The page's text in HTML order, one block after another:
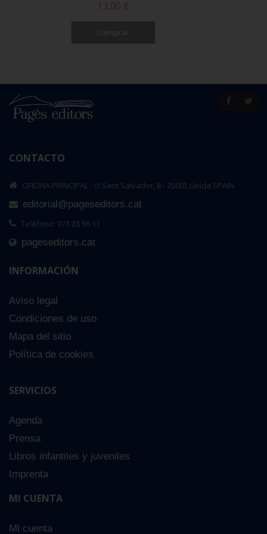
13,00 €
CONTACTO
OFICINA PRINCIPAL : c/ Sant Salvador, 8 - 25005 Lleida SPAIN
editorial@pageseditors.cat
Teléfono: 973 23 66 11
pageseditors.cat
INFORMACIÓN
Aviso legal
Condiciones de uso
Mapa del sitio
Política de cookies
SERVICIOS
Agenda
Prensa
Libros infantiles y juveniles
Imprenta
MI CUENTA
Mi cuenta